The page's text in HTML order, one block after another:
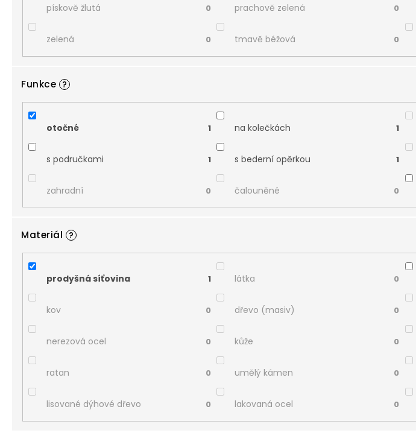
pískově žlutá 0 prachově zelená 0
zelená 0 tmavě béžová 0
Funkce ?
otočné 1 na kolečkách 1
s područkami 1 s bederní opěrkou 1
zahradní 0 čalouněné 0
Materiál ?
prodyšná síťovina 1 látka 0
kov 0 dřevo (masiv) 0
nerezová ocel 0 kůže 0
ratan 0 umělý kámen 0
lisované dýhové dřevo 0 lakovaná ocel 0